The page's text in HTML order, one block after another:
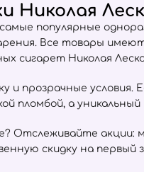
Николая
популярные
Все товары
сигарет Николая
прозрачные условия.
пломбой, а
Отслеживайте акции:
скидку на первый